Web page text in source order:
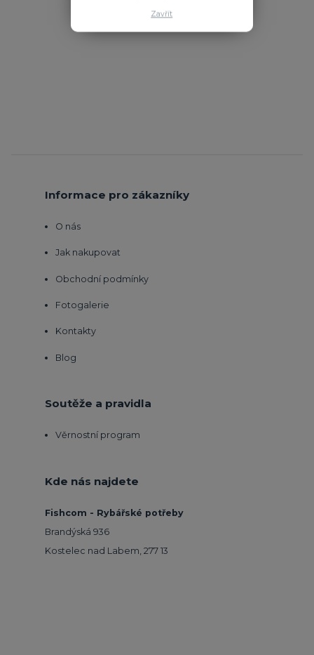
Informace pro zákazníky
O nás
Jak nakupovat
Obchodní podmínky
Fotogalerie
Kontakty
Blog
Soutěže a pravidla
Věrnostní program
Kde nás najdete
Fishcom - Rybářské potřeby
Brandýská 936
Kostelec nad Labem, 277 13
Zavřít